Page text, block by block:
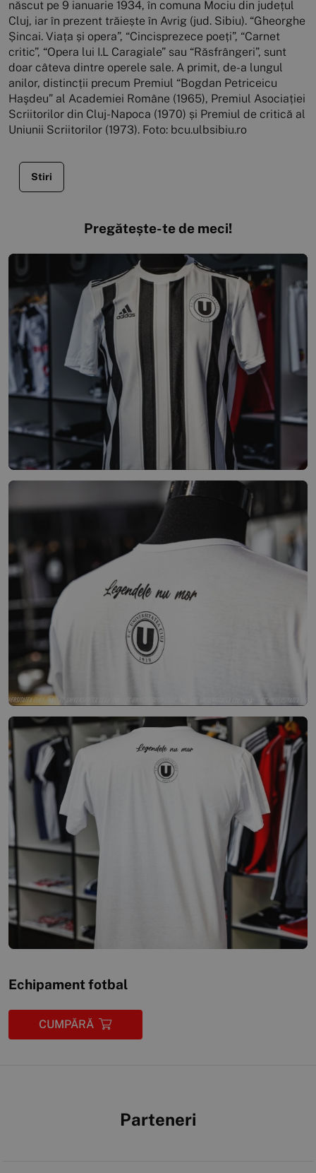
Stiri
Pregătește-te de meci!
Echipament fotbal
CUMPĂRĂ
Parteneri